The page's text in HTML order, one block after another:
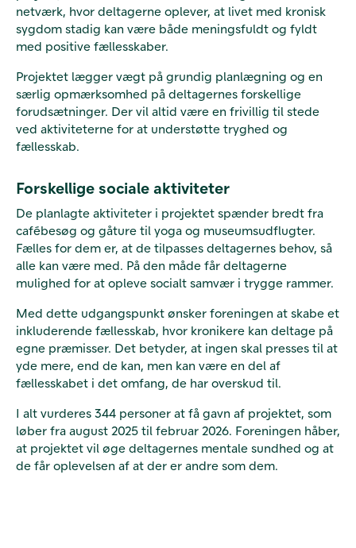
netværk, hvor deltagerne oplever, at livet med kronisk
sygdom stadig kan være både meningsfuldt og fyldt
med positive fællesskaber.
Projektet lægger vægt på grundig planlægning og en
særlig opmærksomhed på deltagernes forskellige
forudsætninger. Der vil altid være en frivillig til stede
ved aktiviteterne for at understøtte tryghed og
fællesskab.
Forskellige sociale aktiviteter
De planlagte aktiviteter i projektet spænder bredt fra
cafébesøg og gåture til yoga og museumsudflugter.
Fælles for dem er, at de tilpasses deltagernes behov, så
alle kan være med. På den måde får deltagerne
mulighed for at opleve socialt samvær i trygge rammer.
Med dette udgangspunkt ønsker foreningen at skabe et
inkluderende fællesskab, hvor kronikere kan deltage på
egne præmisser. Det betyder, at ingen skal presses til at
yde mere, end de kan, men kan være en del af
fællesskabet i det omfang, de har overskud til.
I alt vurderes 344 personer at få gavn af projektet, som
løber fra august 2025 til februar 2026. Foreningen håber,
at projektet vil øge deltagernes mentale sundhed og at
de får oplevelsen af at der er andre som dem.